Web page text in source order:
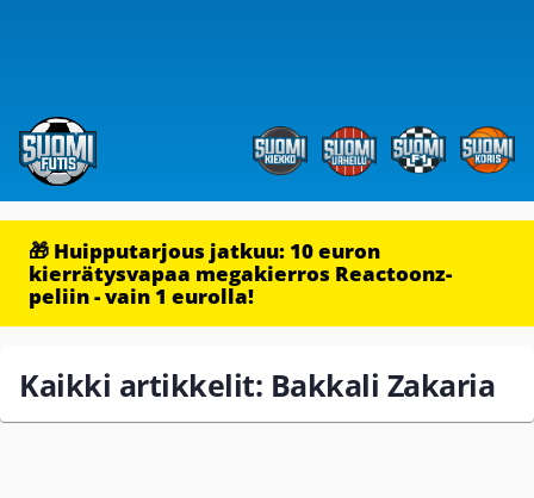
🎁 Huipputarjous jatkuu: 10 euron
kierrätysvapaa megakierros Reactoonz-
peliin - vain 1 eurolla!
Kaikki artikkelit: Bakkali Zakaria